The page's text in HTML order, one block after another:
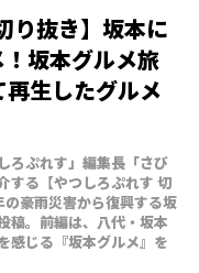
り抜き】坂本に
坂本グルメ旅
生したグルメ
ろぷれす」編集長「さび
する【やつしろぷれす 切
豪雨災害から復興する坂
稿。前編は、八代・坂本
感じる『坂本グルメ』を